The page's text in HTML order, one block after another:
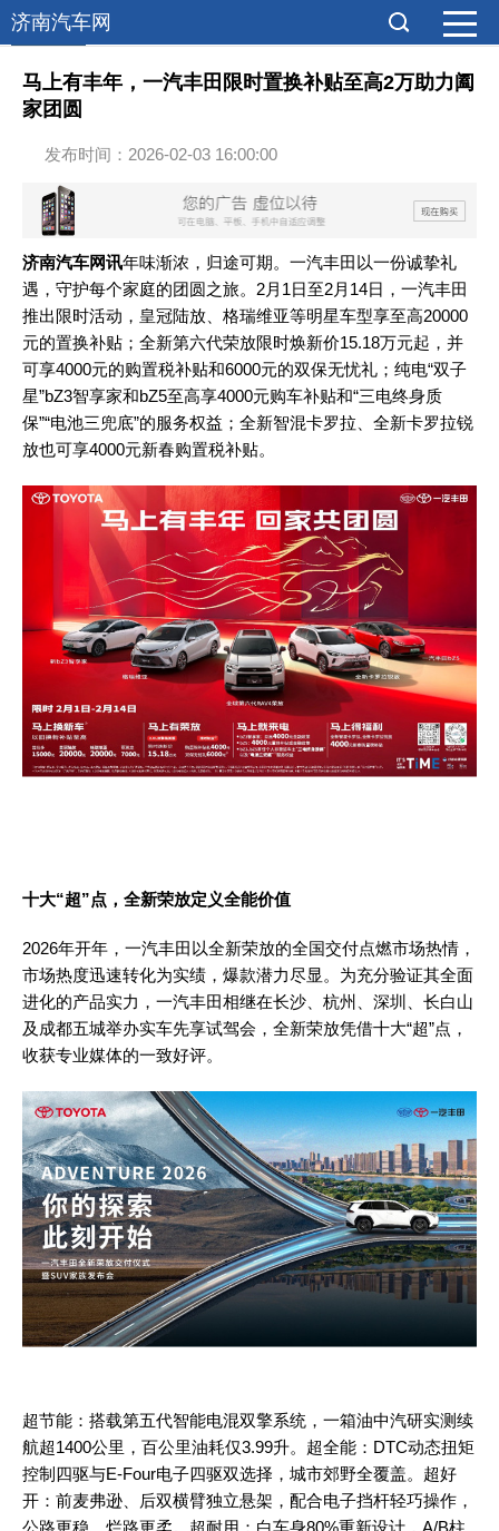
济南汽车网
综合报道
马上有丰年，一汽丰田限时置换补贴至高2万助力阖
家团圆
发布时间：2026-02-03 16:00:00
济南汽车网讯年味渐浓，归途可期。一汽丰田以一份诚挚礼
遇，守护每个家庭的团圆之旅。 2月1日至2月14日，一汽丰田
推出限时活动，皇冠陆放、格瑞维亚等明星车型享至高20000
元的置换补贴；全新第六代荣放限时焕新价15.18万元起，并
可享4000元的购置税补贴和6000元的双保无忧礼；纯电“双子
星”bZ3智享家和bZ5至高享4000元购车补贴和“三电终身质
保”“电池三兜底”的服务权益；全新智混卡罗拉、全新卡罗拉锐
放也可享4000元新春购置税补贴。
十大“超”点，全新荣放定义全能价值
2026年开年，一汽丰田以全新荣放的全国交付点燃市场热情，
市场热度迅速转化为实绩，爆款潜力尽显。为充分验证其全面
进化的产品实力，一汽丰田相继在长沙、杭州、深圳、长白山
及成都五城举办实车先享试驾会，全新荣放凭借十大“超”点，
收获专业媒体的一致好评。
超节能：搭载第五代智能电混双擎系统，一箱油中汽研实测续
航超1400公里，百公里油耗仅3.99升。超全能：DTC动态扭矩
控制四驱与E-Four电子四驱双选择，城市郊野全覆盖。超好
开：前麦弗逊、后双横臂独立悬架，配合电子挡杆轻巧操作，
公路更稳、烂路更柔。超耐用：白车身80%重新设计，A/B柱